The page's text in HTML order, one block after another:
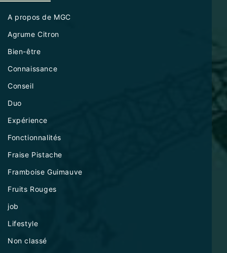
A propos de MGC
Agrume Citron
Bien-être
Connaissance
Conseil
Duo
Expérience
Fonctionnalités
Fraise Pistache
Framboise Guimauve
Fruits Rouges
job
Lifestyle
Non classé